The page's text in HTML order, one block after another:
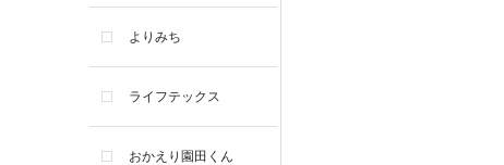
よりみち
ライフテックス
おかえり園田くん